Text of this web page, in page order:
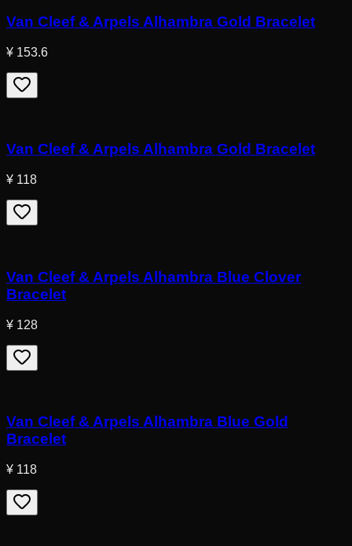
Van Cleef & Arpels Alhambra Gold Bracelet
¥ 153.6
Van Cleef & Arpels Alhambra Gold Bracelet
¥ 118
Van Cleef & Arpels Alhambra Blue Clover
Bracelet
¥ 128
Van Cleef & Arpels Alhambra Blue Gold
Bracelet
¥ 118